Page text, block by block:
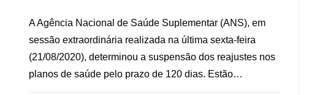
A Agência Nacional de Saúde Suplementar (ANS), em
sessão extraordinária realizada na última sexta-feira
(21/08/2020), determinou a suspensão dos reajustes nos
planos de saúde pelo prazo de 120 dias. Estão…